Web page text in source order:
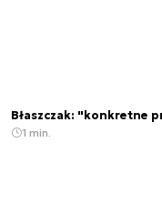
Błaszczak: "konkretne
1 min.